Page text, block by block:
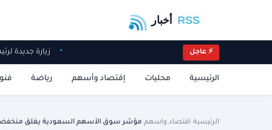
⚡ عاجل زيارة جديدة
الرئيسية محليات إقتصاد وأسهم رياضة
الرئيسية اقتصاد واسهم مؤشر سوق الأسهم السعودية يغلق منخفضا 0.1%